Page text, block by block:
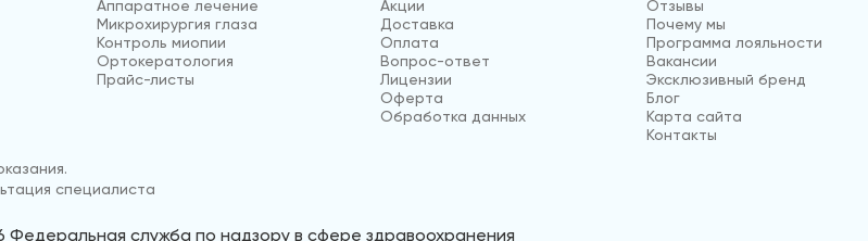
Аппаратное лечение
Микрохирургия глаза
Контроль миопии
Ортокератология
Прайс-листы
Акции
Доставка
Оплата
Вопрос-ответ
Лицензии
Оферта
Обработка данных
Отзывы
Почему мы
Программа лояльности
Вакансии
Эксклюзивный бренд
Блог
Карта сайта
Контакты
специалиста
Федеральная служба по надзору в сфере здравоохранения